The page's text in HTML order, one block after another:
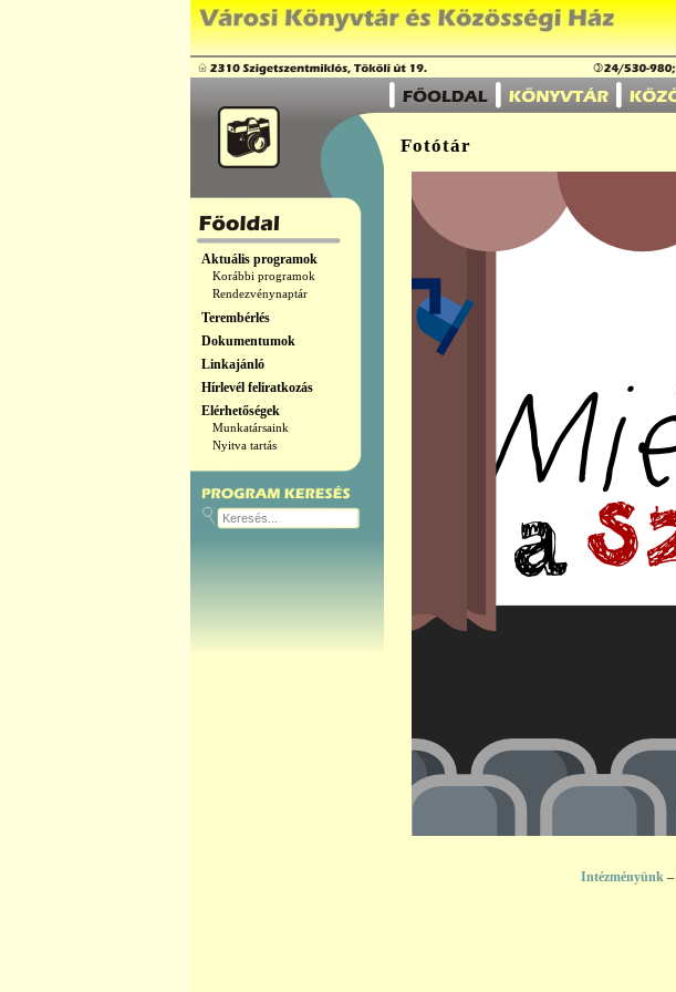
Aktuális programok
Korábbi programok
Rendezvénynaptár
Terembérlés
Dokumentumok
Linkajánló
Hírlevél feliratkozás
Elérhetőségek
Munkatársaink
Nyitva tartás
Fotótár
Intézményünk –